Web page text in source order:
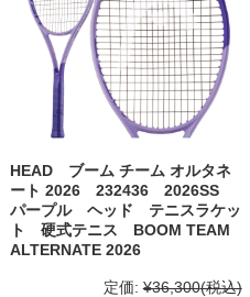
HEAD ブーム チーム オルタネ
ート 2026 232436 2026SS
パープル ヘッド テニスラケッ
ト 硬式テニス BOOM TEAM
ALTERNATE 2026
定価: ¥36,300(税込)